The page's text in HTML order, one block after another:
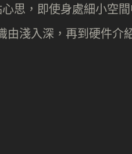
思，即使身處細小空
淺入深，再到硬件介